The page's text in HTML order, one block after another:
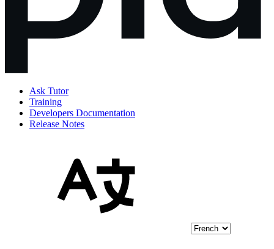
Ask Tutor
Training
Developers Documentation
Release Notes